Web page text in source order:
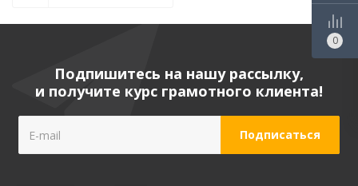
Подпишитесь на нашу рассылку,
и получите курс грамотного клиента!
0